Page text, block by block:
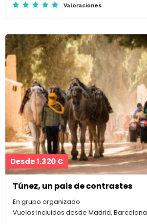
Valoraciones
Desde 1.320 €
Túnez, un pais de contrastes
En grupo organizado
Vuelos incluidos desde Madrid, Barcelona